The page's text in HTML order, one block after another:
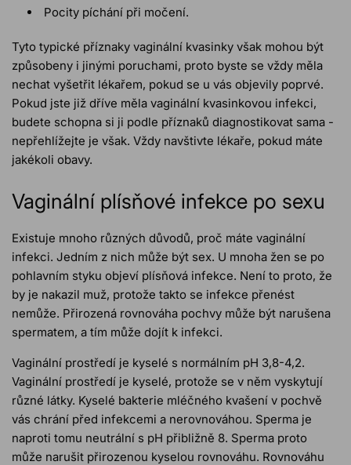
Pocity píchání při močení.
Tyto typické příznaky vaginální kvasinky však mohou být
způsobeny i jinými poruchami, proto byste se vždy měla
nechat vyšetřit lékařem, pokud se u vás objevily poprvé.
Pokud jste již dříve měla vaginální kvasinkovou infekci,
budete schopna si ji podle příznaků diagnostikovat sama -
nepřehlížejte je však. Vždy navštivte lékaře, pokud máte
jakékoli obavy.
Vaginální plísňové infekce po sexu
Existuje mnoho různých důvodů, proč máte vaginální
infekci. Jedním z nich může být sex. U mnoha žen se po
pohlavním styku objeví plísňová infekce. Není to proto, že
by je nakazil muž, protože takto se infekce přenést
nemůže. Přirozená rovnováha pochvy může být narušena
spermatem, a tím může dojít k infekci.
Vaginální prostředí je kyselé s normálním pH 3,8-4,2.
Vaginální prostředí je kyselé, protože se v něm vyskytují
různé látky. Kyselé bakterie mléčného kvašení v pochvě
vás chrání před infekcemi a nerovnováhou. Sperma je
naproti tomu neutrální s pH přibližně 8. Sperma proto
může narušit přirozenou kyselou rovnováhu. Rovnováhu